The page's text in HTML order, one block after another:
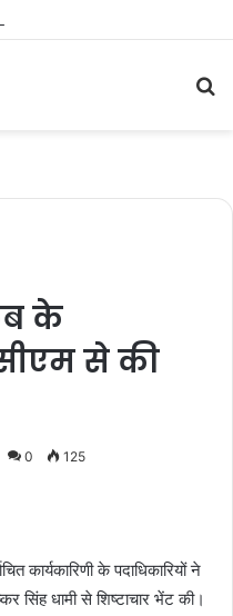
के
से की
0 125
कार्यकारिणी के पदाधिकारियों ने
सिंह धामी से शिष्टाचार भेंट की।